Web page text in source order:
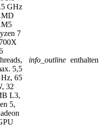
GHz
7
5,5
65
32
L3,
5,
info_outline enthalten